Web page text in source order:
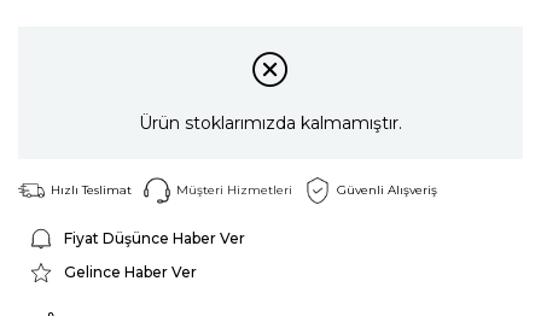
Ürün stoklarımızda kalmamıştır.
Hızlı Teslimat Müşteri Hizmetleri Güvenli Alışveriş
Fiyat Düşünce Haber Ver
Gelince Haber Ver